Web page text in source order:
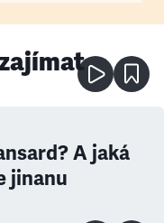
A jaká
jinanu